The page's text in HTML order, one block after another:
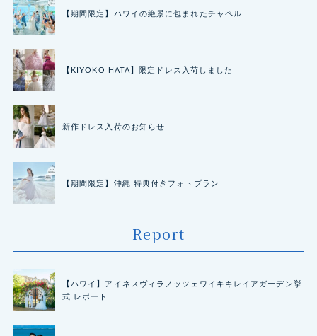
【期間限定】ハワイの絶景に包まれたチャペル
【KIYOKO HATA】限定ドレス入荷しました
新作ドレス入荷のお知らせ
【期間限定】沖縄 特典付きフォトプラン
Report
【ハワイ】アイネスヴィラノッツェワイキキレイアガーデン挙
式 レポート